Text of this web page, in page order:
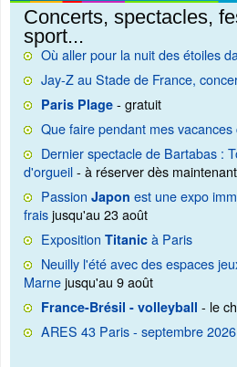
Concerts, spectacles,
sport...
Où aller pour la nuit des étoiles
Jay-Z au Stade de France,
Paris Plage - gratuit
Que faire pendant mes vacances
Dernier spectacle de Bartabas :
d'orgueil- à réserver dès maintenant
Passion Japon est une expo
fraisjusqu'au 23 août
Exposition Titanic à Paris
Neuilly l'été avec des espaces
Marnejusqu'au 9 août
France-Brésil - volleyball - le
ARES 43 Paris - septembre 2026